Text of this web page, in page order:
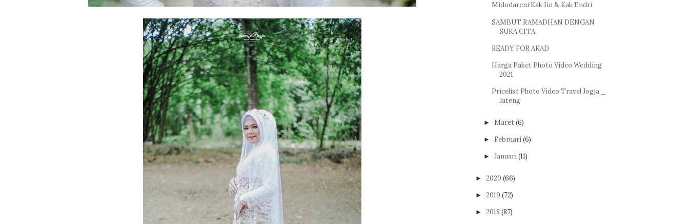
Midodareni Kak Iin & Kak Endri
SAMBUT RAMADHAN DENGAN
SUKA CITA
READY FOR AKAD
Harga Paket Photo Video Wedding
2021
Pricelist Photo Video Travel Jogja _
Jateng
► Maret(6)
► Februari(6)
► Januari(11)
► 2020 (66)
► 2019 (72)
► 2018 (87)